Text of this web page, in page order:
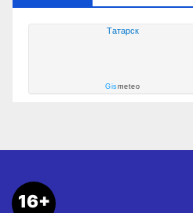
Татарск
Gismeteo
16+